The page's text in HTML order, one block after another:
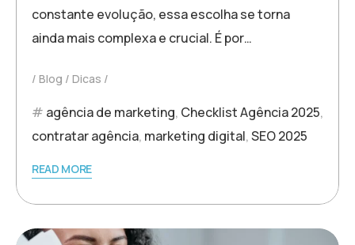
constante evolução, essa escolha se torna
ainda mais complexa e crucial. É por…
Blog Dicas
agência de marketing, Checklist Agência 2025,
contratar agência, marketing digital,SEO 2025
READ MORE